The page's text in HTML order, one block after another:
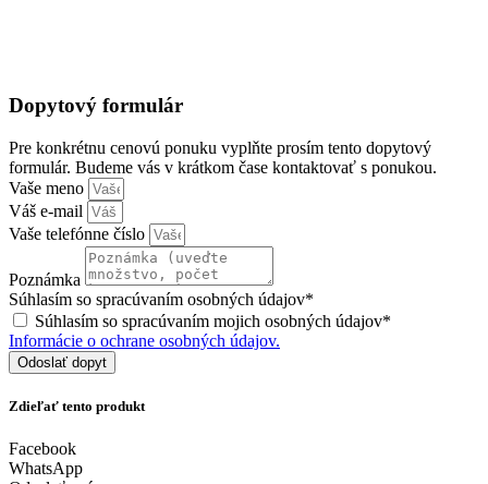
Dopytový formulár
Pre konkrétnu cenovú ponuku vyplňte prosím tento dopytový
formulár. Budeme vás v krátkom čase kontaktovať s ponukou.
Vaše meno
Váš e-mail
Vaše telefónne číslo
Poznámka
Súhlasím so spracúvaním osobných údajov*
Súhlasím so spracúvaním mojich osobných údajov*
Informácie o ochrane osobných údajov.
Odoslať dopyt
Zdieľať tento produkt
Facebook
WhatsApp